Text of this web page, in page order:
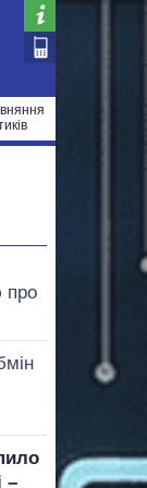
про
–